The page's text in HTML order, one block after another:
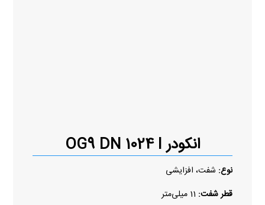
انکودر OG9 DN 1024 I
نوع: شفت، افزایشی
قطر شفت: